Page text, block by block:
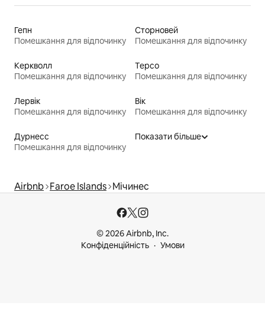
Гепн
Помешкання для відпочинку
Сторновей
Помешкання для відпочинку
Керкволл
Помешкання для відпочинку
Терсо
Помешкання для відпочинку
Лервік
Помешкання для відпочинку
Вік
Помешкання для відпочинку
Дурнесс
Помешкання для відпочинку
Показати більше
Airbnb Faroe Islands Мічинес
© 2026 Airbnb, Inc.
Конфіденційність
Умови